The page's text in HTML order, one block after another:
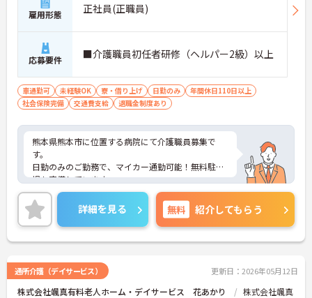
雇用形態 正社員(正職員)
応募要件 ■介護職員初任者研修（ヘルパー2級）以上
車通勤可 未経験OK 寮・借り上げ 日勤のみ
年間休日110日以上
社会保険完備
交通費支給 退職金制度あり
熊本県熊本市に位置する病院にて介護職員募集で
す。
日勤のみのご勤務で、マイカー通勤可能！無料駐車
場も完備しています。
また、研修制度も充実していますので、スキルアッ
プできる環境です。
ご興味ある方には、面接対策ポイントなど、さらに
詳細をお話しいたしますのでお気軽にご相談くださ
い！
詳細を見る 無料 紹介してもらう
通所介護（デイサービス） 更新日：2026年05月12日
株式会社颯真有料老人ホーム・デイサービス 花あかり 株式会社颯真